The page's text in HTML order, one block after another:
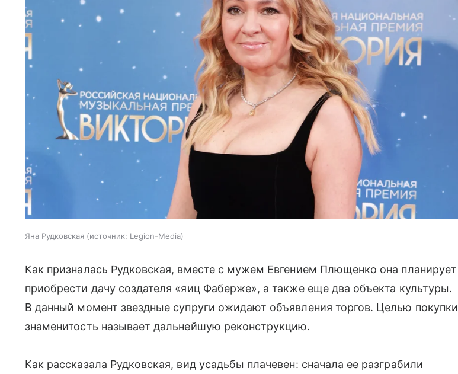
Яна Рудковская источник: Legion-Media
Как призналась Рудковская, вместе с мужем Евгением Плющенко она планирует
приобрести дачу создателя «яиц Фаберже», а также еще два объекта культуры.
В данный момент звездные супруги ожидают объявления торгов. Целью покупки
знаменитость называет дальнейшую реконструкцию.
Как рассказала Рудковская, вид усадьбы плачевен: сначала ее разграбили